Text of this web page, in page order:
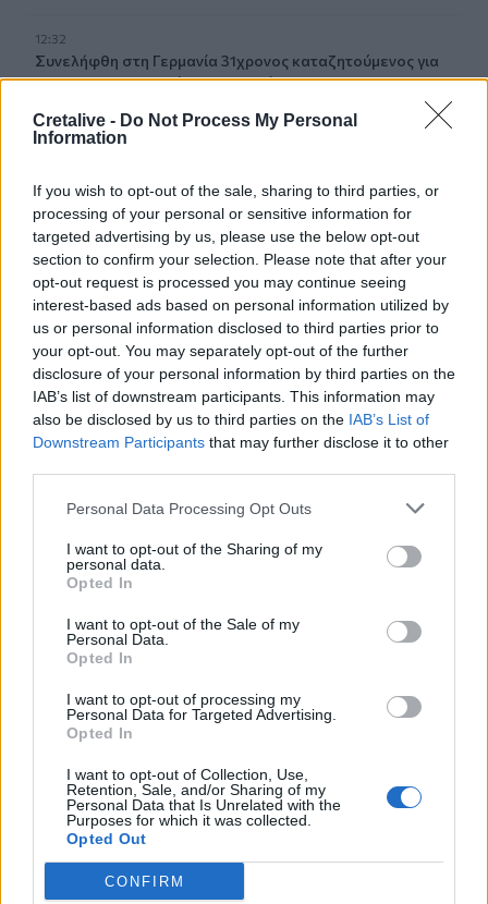
Cretalive - Do Not Process My Personal
Information
If you wish to opt-out of the sale, sharing to third parties, or
processing of your personal or sensitive information for
targeted advertising by us, please use the below opt-out
section to confirm your selection. Please note that after your
opt-out request is processed you may continue seeing
interest-based ads based on personal information utilized by
us or personal information disclosed to third parties prior to
your opt-out. You may separately opt-out of the further
disclosure of your personal information by third parties on the
IAB’s list of downstream participants. This information may
also be disclosed by us to third parties on the IAB’s List of
Downstream Participants that may further disclose it to other
Personal Data Processing Opt Outs
I want to opt-out of the Sharing of my
personal data.
Opted In
I want to opt-out of the Sale of my
Personal Data.
Opted In
I want to opt-out of processing my
Personal Data for Targeted Advertising.
Opted In
I want to opt-out of Collection, Use,
Retention, Sale, and/or Sharing of my
Personal Data that Is Unrelated with the
Purposes for which it was collected.
Opted Out
CONFIRM
12:32
Συνελήφθη στη Γερμανία 31χρονος καταζητούμενος για
τρεις ανθρωποκτονίες στην Ελλάδα
12:25
12:23
Με τα σκάφη τους έσωσαν δεκάδες ανθρώπους - Το
"ευχαριστώ" στους ιδιώτες που συνέδραμαν στην
πυρκαγιά του Αγίου Βασιλείου
Και επίσημα το Ειδικό Χωροταξικό Πλαίσιο για τον
Τουρισμό
Του έκλεψαν την αγελάδα και ξέσπασε στα κοινωνικά
δίκτυα
12:08
Υπόθεση Marfin: Προθεσμία για να απολογηθεί την Τρίτη
έλαβε η 46χρονη
Έφηβος ο μακελάρης στην Ταϊλάνδη - Εκτέλεσε τους
παππούδες του και 6 άτομα σε σχολείο
ΠΕΡΙΣΣΟΤΕΡΑ
ΣΧΕΤΙΚA AΡΘΡΑ